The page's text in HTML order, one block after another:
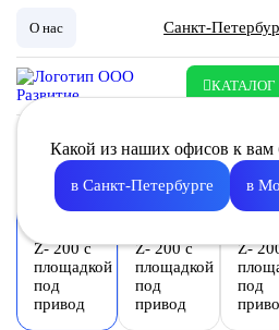
О нас Санкт-
КАТАЛОГ
Какой из наших офисов к вам
в Санкт-Петербурге в